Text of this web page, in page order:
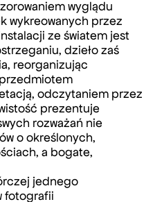
wyglądu
wykreowanych przez
ze światem jest
dzieło zaś
reorganizując
odczytaniem przez
prezentuje
rozważań nie
o określonych,
a bogate,
jednego
fotografii